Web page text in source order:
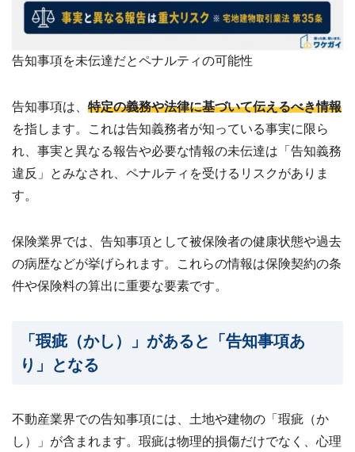
つ
い
営
業
い
ま
ん
※
時
ー
ル
受
付・
ま
ご
返
信
告知事項を未伝達だとペナルティの可能性
告知事項は、 特定の義務や法律に基づいて伝えるべき情報
を指します。これは告知義務者が知っている事実に限ら
れ、事実と異なる報告や必要な情報の未伝達は「告知義務
違反」とみなされ、ペナルティを受けるリスクがありま
す。
保険業界では、告知事項として被保険者の健康状態や過去
の病歴などが挙げられます。これらの情報は保険契約の条
件や保険料の算出に重要な要素です。
「瑕疵（かし）」があると「告知事項あ
り」となる
不動産業界での告知事項には、土地や建物の「瑕疵（か
し）」が含まれます。瑕疵は物理的損傷だけでなく、心理